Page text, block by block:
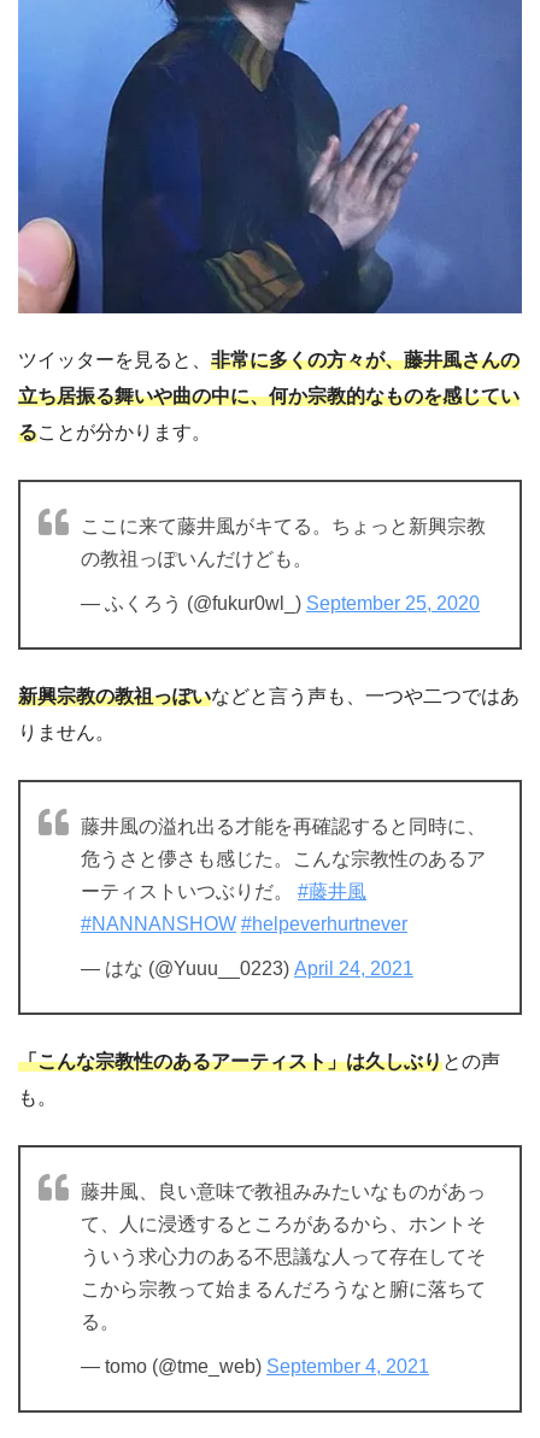
ツイッターを見ると、 非常に多くの方々が、藤井風さんの
立ち居振る舞いや曲の中に、何か宗教的なものを感じてい
ることが分かります。
ここに来て藤井風がキてる。ちょっと新興宗教
の教祖っぽいんだけども。
— ふくろう (@fukur0wl_) September 25, 2020
新興宗教の教祖っぽいなどと言う声も、一つや二つではあ
りません。
藤井風の溢れ出る才能を再確認すると同時に、
危うさと儚さも感じた。こんな宗教性のあるア
ーティストいつぶりだ。 #藤井風
#NANNANSHOW #helpeverhurtnever
— はな (@Yuuu__0223) April 24, 2021
「こんな宗教性のあるアーティスト」は久しぶりとの声
も。
藤井風、良い意味で教祖みみたいなものがあっ
て、人に浸透するところがあるから、ホントそ
ういう求心力のある不思議な人って存在してそ
こから宗教って始まるんだろうなと腑に落ちて
る。
— tomo (@tme_web) September 4, 2021